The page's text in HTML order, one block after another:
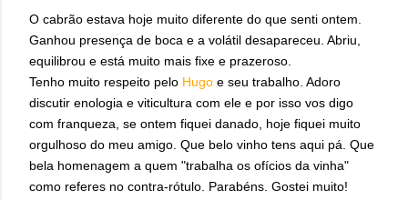
O cabrão estava hoje muito diferente do que senti ontem.
Ganhou presença de boca e a volátil desapareceu. Abriu,
equilibrou e está muito mais fixe e prazeroso.
Tenho muito respeito pelo Hugo e seu trabalho. Adoro
discutir enologia e viticultura com ele e por isso vos digo
com franqueza, se ontem fiquei danado, hoje fiquei muito
orgulhoso do meu amigo. Que belo vinho tens aqui pá. Que
bela homenagem a quem "trabalha os ofícios da vinha"
como referes no contra-rótulo. Parabéns. Gostei muito!